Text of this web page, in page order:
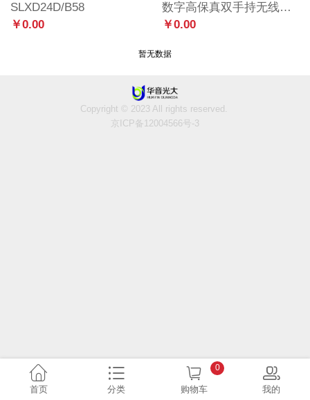
SLXD24D/B58
￥0.00
数字高保真双手持无线系统 - ATW-1322
￥0.00
暂无数据
Copyright © 2023 All rights reserved.
京ICP备12004566号-3
首页 分类 购物车
0
我的